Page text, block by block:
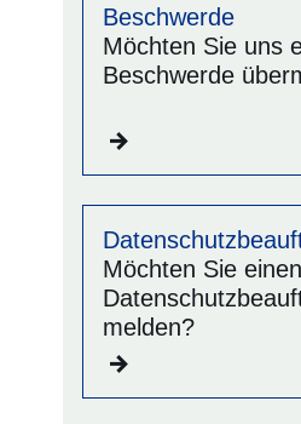
Beschwerde
Möchten Sie uns
Beschwerde
Möchten Sie einen
melden?